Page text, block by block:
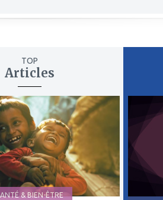
TOP
Articles
& BIEN-ÊTRE
mes